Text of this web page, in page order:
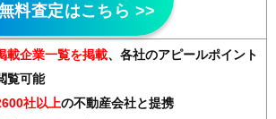
料査定はこちら >>
載企業一覧を掲載、各社のアピールポイント
覧可能
社以上の不動産会社と提携